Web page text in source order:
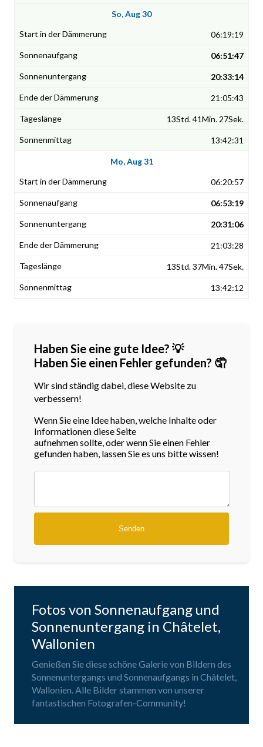
So, Aug 30
06:19:19
06:51:47
20:33:14
21:05:43
13Std. 41Min. 27Sek.
13:42:31
Mo, Aug 31
06:20:57
06:53:19
20:31:06
21:03:28
13Std. 37Min. 47Sek.
13:42:12
Haben Sie eine gute Idee? 💡
Haben Sie einen Fehler gefunden? 🤦
Wir sind ständig dabei, diese Website zu
verbessern!
Wenn Sie eine Idee haben, welche Inhalte oder
Informationen diese Seite
aufnehmen sollte, oder wenn Sie einen Fehler
gefunden haben, lassen Sie es uns bitte wissen!
Fotos von Sonnenaufgang und
Sonnenuntergang in Châtelet,
Wallonien
Genießen Sie diese schöne Galerie von Bildern des
Sonnenuntergangs und Sonnenaufgangs in Châtelet,
Wallonien. Alle Bilder stammen von unserer
fantastischen Fotografen-Community!